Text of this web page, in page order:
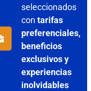
seleccionados
con tarifas
preferenciales,
beneficios
exclusivos y
experiencias
inolvidables